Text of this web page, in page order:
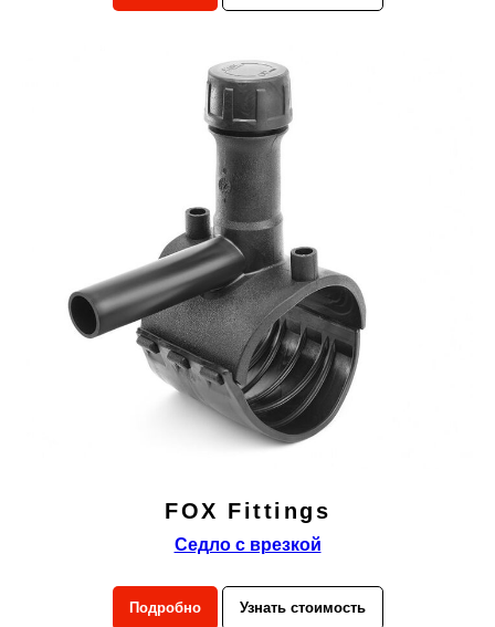
FOX Fittings
Седло с врезкой
Подробно Узнать стоимость